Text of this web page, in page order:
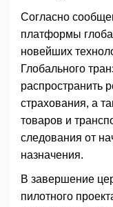
Согласно
платформы
новейших
Глобального
распространить
страхования, а
товаров и
следования от
назначения.
В завершение
пилотного